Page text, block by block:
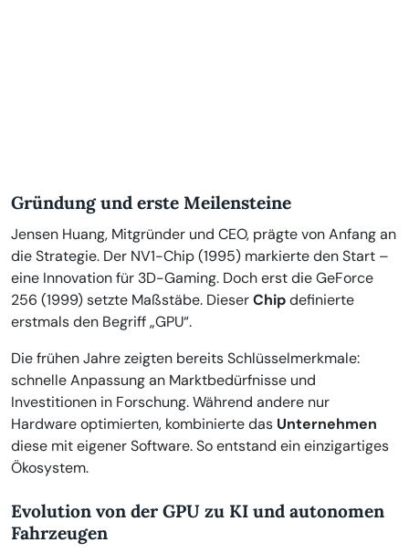
Gründung und erste Meilensteine
Jensen Huang, Mitgründer und CEO, prägte von Anfang an
die Strategie. Der NV1-Chip (1995) markierte den Start –
eine Innovation für 3D-Gaming. Doch erst die GeForce
256 (1999) setzte Maßstäbe. DieserChipdefinierte
erstmals den Begriff „GPU“.
Die frühen Jahre zeigten bereits Schlüsselmerkmale:
schnelle Anpassung an Marktbedürfnisse und
Investitionen in Forschung. Während andere nur
Hardware optimierten, kombinierte das Unternehmen
diese mit eigener Software. So entstand ein einzigartiges
Ökosystem.
Evolution von der GPU zu KI und autonomen
Fahrzeugen